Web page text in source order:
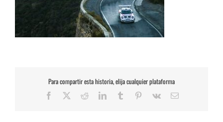
Para compartir esta historia, elija cualquier plataforma
Facebook RedditLinkedInTumblr Pinterest
Vk
Correo